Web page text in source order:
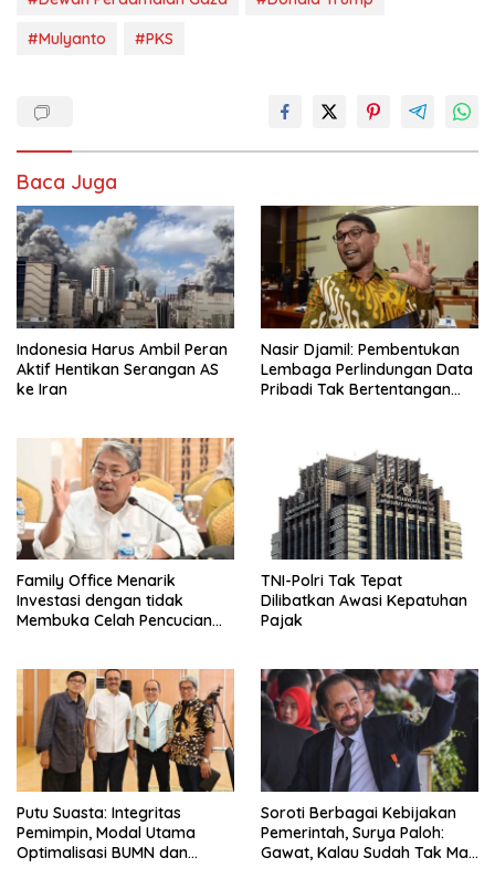
#Mulyanto
#PKS
Baca Juga
Indonesia Harus Ambil Peran
Aktif Hentikan Serangan AS
ke Iran
Nasir Djamil: Pembentukan
Lembaga Perlindungan Data
Pribadi Tak Bertentangan
Family Office Menarik
Investasi dengan tidak
Membuka Celah Pencucian
TNI-Polri Tak Tepat
Dilibatkan Awasi Kepatuhan
Pajak
Putu Suasta: Integritas
Pemimpin, Modal Utama
Optimalisasi BUMN dan
Soroti Berbagai Kebijakan
Pemerintah, Surya Paloh:
Gawat, Kalau Sudah Tak Mau